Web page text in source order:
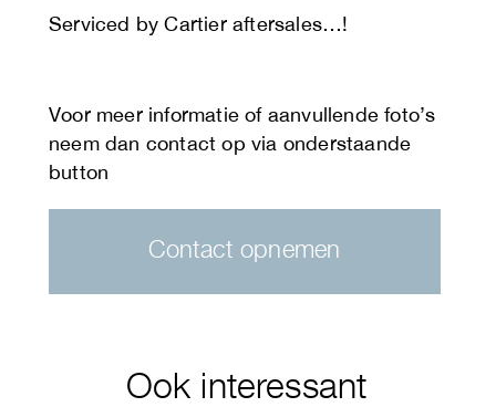
Serviced by Cartier aftersales…!
Contact opnemen
Ook interessant